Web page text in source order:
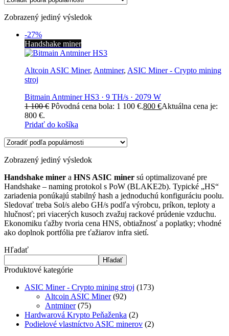
Zobrazený jediný výsledok
-27%
Handshake miner
Altcoin ASIC Miner, Antminer, ASIC Miner - Crypto mining
stroj
Bitmain Antminer HS3 · 9 TH/s · 2079 W
1 100€ Pôvodná cena bola: 1 100 €.800 €Aktuálna cena je:
800 €.
Pridať do košíka
Zobrazený jediný výsledok
Handshake miner a HNS ASIC miner sú optimalizované pre
Handshake – naming protokol s PoW (BLAKE2b). Typické „HS“
zariadenia ponúkajú stabilný hash a jednoduchú konfiguráciu poolu.
Sledovať treba Sol/s alebo GH/s podľa výrobcu, príkon, teploty a
hlučnosť; pri viacerých kusoch zvažuj rackové prúdenie vzduchu.
Ekonomiku ťažby tvoria cena HNS, obtiažnosť a poplatky; vhodné
ako doplnok portfólia pre ťažiarov infra sietí.
Hľadať
Hľadať
Produktové kategórie
ASIC Miner - Crypto mining stroj (173)
Altcoin ASIC Miner (92)
Antminer (75)
Hardwarová Krypto Peňaženka (2)
Podielové vlastníctvo ASIC minerov (2)